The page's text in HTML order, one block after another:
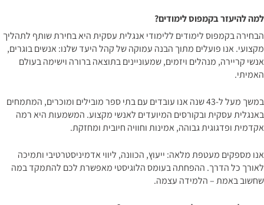
למה להיעזר בקמפוס לימודים?
הבחירה בקמפוס לימודים ללימודי אנגלית עסקית היא בחירת שותף לתהליך
מקצועי. אנו פועלים מתוך הבנה עמוקה של קהל היעד שלנו: אנשים בוגרים,
אנשי קריירה, מנהלים ויזמים, שמעוניינים בתוצאה ברורה וישימה בעולם
האמיתי.
במשך מעל ל-43 שנה אנו עובדים עם בתי ספר מובילים ומוכרים, המתמחים
באנגלית עסקית ובקורסים המיועדים לאנשי מקצוע. המשמעות היא רמה
אקדמית ופדגוגית גבוהה, אמינות וחוויה חיובית ומחזקת.
אנו מספקים מעטפת מלאה: ייעוץ, הכוונה, ליווי אדמיניסטרטיבי ותמיכה
לאורך כל הדרך. ההפחתה בעומס הלוגיסטי מאפשרת לכם להתמקד במה
שחשוב באמת – הלמידה עצמה.